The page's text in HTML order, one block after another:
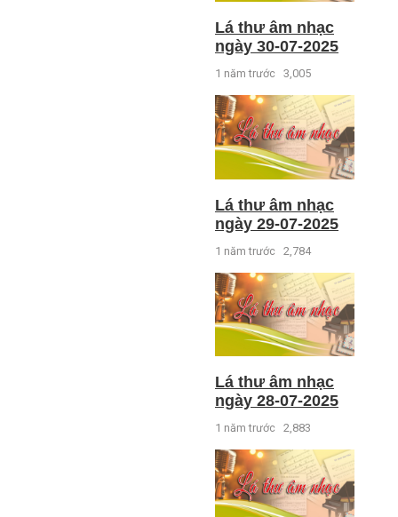
Lá thư âm nhạc
ngày 30-07-2025
1 năm trước 3,005
Lá thư âm nhạc
ngày 29-07-2025
1 năm trước 2,784
Lá thư âm nhạc
ngày 28-07-2025
1 năm trước 2,883